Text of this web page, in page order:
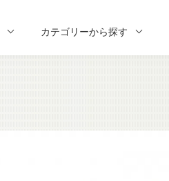
カテゴリーから探す